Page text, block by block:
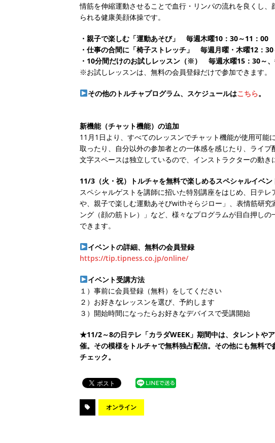
情筋を伸縮運動させることで血行・リンパの流れを良くし
られる健康美顔体操です。
・親子で楽しむ「運動あそび」 毎週木曜10：30～11：00
・仕事の合間に「椅子ストレッチ」 毎週月曜・木曜12：
・10分間だけのお試しレッスン（※） 毎週水曜15：30～
※お試しレッスンは、無料の会員登録だけで参加できます。
その他のトルチャプログラム、スケジュールはこちら。
新機能（チャット機能）の追加
11月1日より、すべてのレッスンでチャット機能が使用可能
取ったり、自分以外の参加者との一体感を感じたり、ライブ
文字スペースは独立しているので、インストラクターの動き
11/3（火・祝）トルチャを無料で楽しめるスペシャルイベ
スペシャルゲストを講師に招いた特別講座をはじめ、日テレ
や、親子で楽しむ運動あそびwithそらジロー」、表情筋研
ング（顔の筋トレ）」など、様々なプログラムが目白押し
できます。
イベントの詳細、無料の会員登録
https://tip.tipness.co.jp/online/
イベント受講方法
１）事前に会員登録（無料）をしてください
２）お好きなレッスンを選び、予約します
３）開始時間になったらお好きなデバイスで受講開始
★11/2～8の日テレ「カラダWEEK」期間中は、タレントや
催。その模様をトルチャで無料独占配信。その他にも無料
チェック。
オンライン